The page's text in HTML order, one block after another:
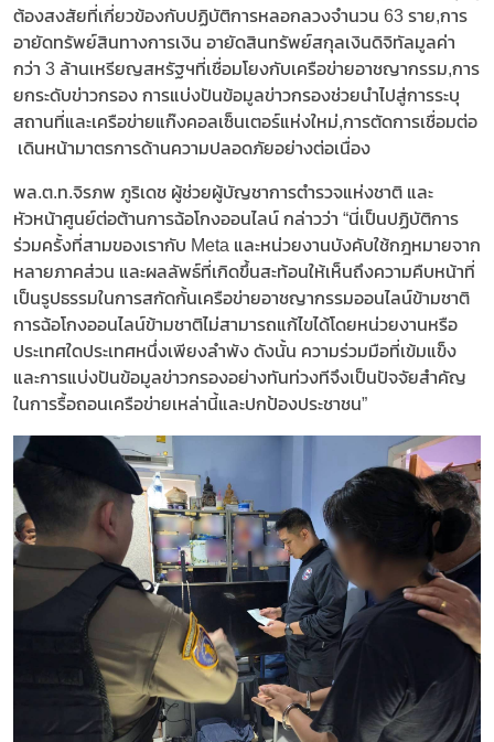
ต้องสงสัยที่เกี่ยวข้องกับปฏิบัติการหลอกลวงจำนวน 63 ราย,​การ
อายัดทรัพย์สินทางการเงิน อายัดสินทรัพย์สกุลเงินดิจิทัลมูลค่า
กว่า 3 ล้านเหรียญสหรัฐฯที่เชื่อมโยงกับเครือข่ายอาชญากรรม,​การ
ยกระดับข่าวกรอง การแบ่งปันข้อมูลข่าวกรองช่วยนำไปสู่การระบุ
สถานที่และเครือข่ายแก๊งคอลเซ็นเตอร์แห่งใหม่,​การตัดการเชื่อมต่อ
เดินหน้ามาตรการด้านความปลอดภัยอย่างต่อเนื่อง
พล.ต.ท.จิรภพ ภูริเดช ผู้ช่วยผู้บัญชาการตำรวจแห่งชาติ และ
หัวหน้าศูนย์ต่อต้านการฉ้อโกงออนไลน์ กล่าวว่า “นี่เป็นปฏิบัติการ
ร่วมครั้งที่สามของเรากับ Meta และหน่วยงานบังคับใช้กฎหมายจาก
หลายภาคส่วน และผลลัพธ์ที่เกิดขึ้นสะท้อนให้เห็นถึงความคืบหน้าที่
เป็นรูปธรรมในการสกัดกั้นเครือข่ายอาชญากรรมออนไลน์ข้ามชาติ
การฉ้อโกงออนไลน์ข้ามชาติไม่สามารถแก้ไขได้โดยหน่วยงานหรือ
ประเทศใดประเทศหนึ่งเพียงลำพัง ดังนั้น ความร่วมมือที่เข้มแข็ง
และการแบ่งปันข้อมูลข่าวกรองอย่างทันท่วงทีจึงเป็นปัจจัยสำคัญ
ในการรื้อถอนเครือข่ายเหล่านี้และปกป้องประชาชน”